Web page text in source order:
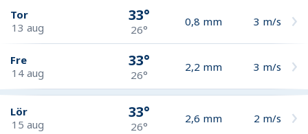
Tor
13 aug
33°
26°
0,8 mm 3 m/s
Fre
14 aug
33°
26°
2,2 mm 3 m/s
Lör
15 aug
33°
26°
2,6 mm 2 m/s